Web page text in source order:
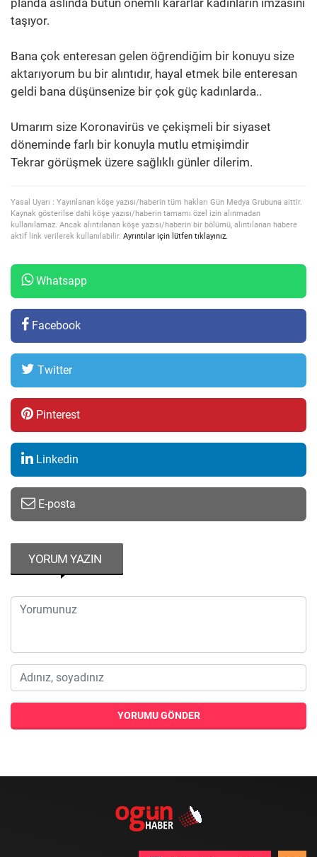
taşıyor.
Bana çok enteresan gelen öğrendiğim bir konuyu size
aktarıyorum bu bir alıntıdır, hayal etmek bile enteresan
geldi bana düşünsenize bir çok güç kadınlarda..
Umarım size Koronavirüs ve çekişmeli bir siyaset
döneminde farlı bir konuyla mutlu etmişimdir
Tekrar görüşmek üzere sağlıklı günler dilerim.
Yasal Uyarı : Yayınlanan köşe yazısı/haberin tüm hakları Gün Medya Grubuna aittir.
Kaynak gösterilse dahi köşe yazısı/haberin tamamı özel izin alınmadan
kullanılamaz. Ancak alıntılanan köşe yazısı/haberin bir bölümü, alıntılanan habere
aktif link verilerek kullanılabilir. Ayrıntılar için lütfen tıklayınız.
Whatsapp
Facebook
Twitter
Pinterest
Linkedin
E-posta
YORUM YAZIN
YORUMU GÖNDER